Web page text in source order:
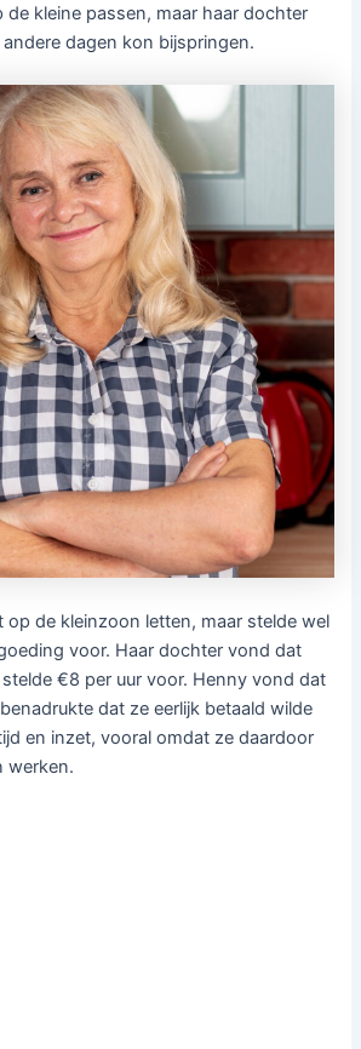
de kleine passen, maar haar dochter
dagen kon bijspringen.
op de kleinzoon letten, maar stelde wel
voor. Haar dochter vond dat
€8 per uur voor. Henny vond dat
dat ze eerlijk betaald wilde
en inzet, vooral omdat ze daardoor
werken.